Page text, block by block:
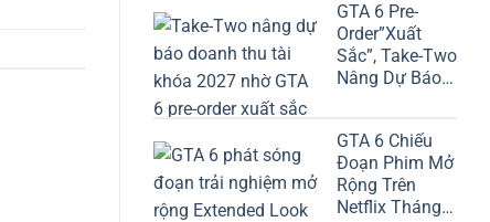
GTA 6 Pre-
Order”Xuất
Sắc”, Take-Two
Nâng Dự Báo
GTA 6 Chiếu
Đoạn Phim Mở
Rộng Trên
Netflix Tháng